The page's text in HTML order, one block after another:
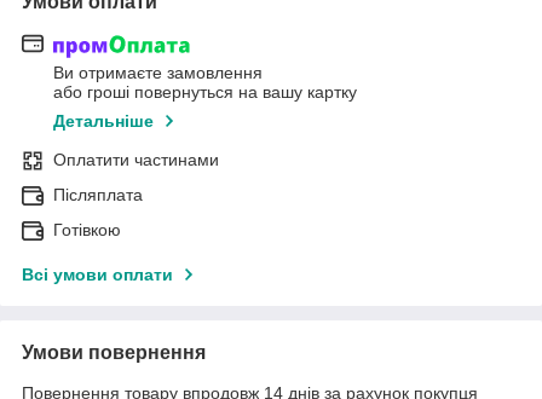
Ви отримаєте замовлення
або гроші повернуться на вашу картку
Детальніше
Оплатити частинами
Післяплата
Готівкою
Всі умови оплати
Умови повернення
Повернення товару впродовж 14 днів за рахунок покупця